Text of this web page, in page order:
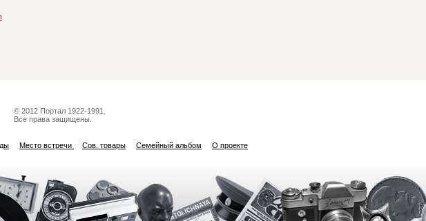
© 2012 Портал 1922-1991.
Все права защищены.
Место встречи Сов. товары Семейный альбом О проекте